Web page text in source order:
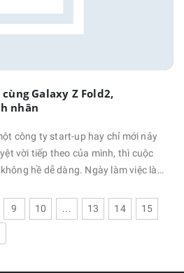
Galaxy Z Fold2,
nhân
công ty start-up hay chỉ mới nảy
tiếp theo của mình, thì cuộc
hề dễ dàng. Ngày làm việc là
các buổi thuyết trình của khách
nhiều …
9 10 ... 13 14 15